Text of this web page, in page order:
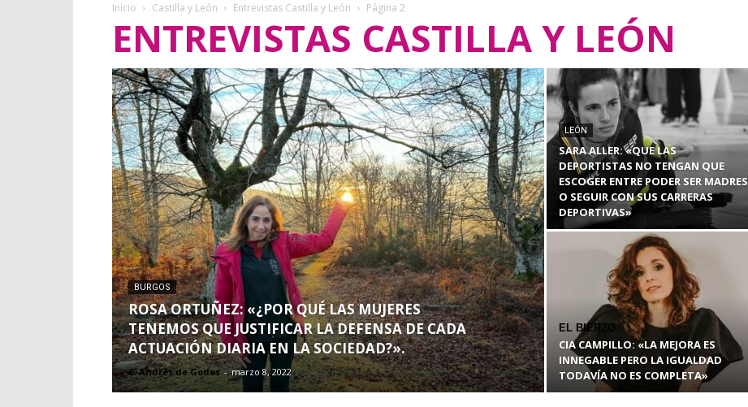
Inicio Castilla y León Entrevistas Castilla y León Página 2
ENTREVISTAS CASTILLA Y LEÓN
BURGOS
ROSA ORTUÑEZ: «¿POR QUÉ LAS MUJERES
TENEMOS QUE JUSTIFICAR LA DEFENSA DE CADA
ACTUACIÓN DIARIA EN LA SOCIEDAD?».
C. Andrés de Godos- marzo 8, 2022
LEÓN
SARA ALLER: «QUE LAS
DEPORTISTAS NO TENGAN QUE
ESCOGER ENTRE PODER SER MADRES
O SEGUIR CON SUS CARRERAS
DEPORTIVAS»
EL BIERZO
CIA CAMPILLO: «LA MEJORA ES
INNEGABLE PERO LA IGUALDAD
TODAVÍA NO ES COMPLETA»